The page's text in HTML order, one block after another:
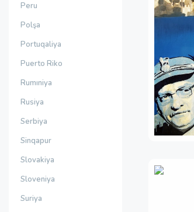
Peru
Polşa
Portuqaliya
Puerto Riko
Rumıniya
Rusiya
Serbiya
Sinqapur
Slovakiya
Sloveniya
Suriya